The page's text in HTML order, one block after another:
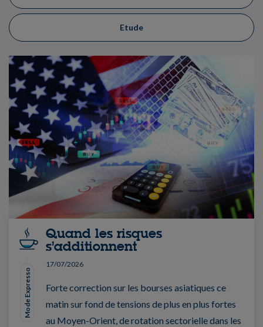
Etude
Mode Expresso
Quand les risques
s’additionnent
17/07/2026
Forte correction sur les bourses asiatiques ce
matin sur fond de tensions de plus en plus fortes
au Moyen-Orient, de rotation sectorielle dans les